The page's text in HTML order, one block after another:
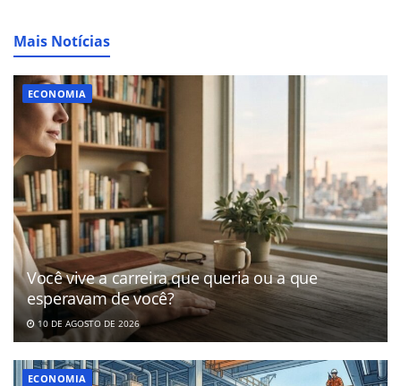
Mais Notícias
ECONOMIA
Você vive a carreira que queria ou a que
esperavam de você?
10 DE AGOSTO DE 2026
ECONOMIA